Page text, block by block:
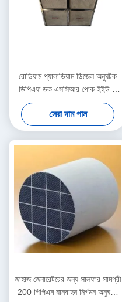
রোডিয়াম প্যালাডিয়াম ডিজেল অনুঘটক
ডিপিএফ ডক এসসিআর পোক ইইউ 5
ইইউ 6 একটি মডিউলটিতে
সেরা দাম পান
জাহাজ জেনারেটরের জন্য সালফার সামগ্রী
200 পিপিএম যানবাহন নির্গমন অনুঘটক